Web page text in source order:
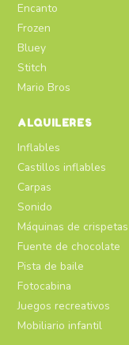
Encanto
Frozen
Bluey
Stitch
Mario Bros
ALQUILERES
Inflables
Castillos inflables
Carpas
Sonido
Máquinas de crispetas
Fuente de chocolate
Pista de baile
Fotocabina
Juegos recreativos
Mobiliario infantil